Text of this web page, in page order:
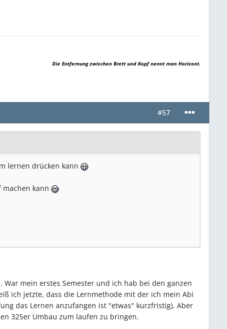
Die Entfernung zwischen Brett und Kopf nennt man Horizont.
#57
lernen drücken kann
machen kann
mein erstes Semester und ich hab bei den ganzen
ich jetzte, dass die Lernmethode mit der ich mein Abi
das Lernen anzufangen ist "etwas" kurzfristig). Aber
325er Umbau zum laufen zu bringen.